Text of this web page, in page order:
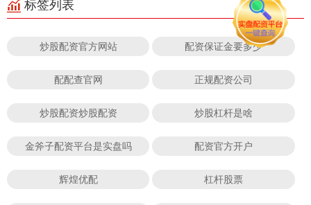
标签列表
炒股配资官方网站 配资保证金要多少
配配查官网 正规配资公司
炒股配资炒股配资 炒股杠杆是啥
金斧子配资平台是实盘吗 配资官方开户
辉煌优配 杠杆股票